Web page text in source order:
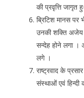
की प्रवृत्ति जागृत
ब्रिटिश मानस पर
उनकी शक्ति अजेय
सन्देह होने लगा
लगे ।
राष्ट्रवाद के
संस्थाओं एवं हिन्दी